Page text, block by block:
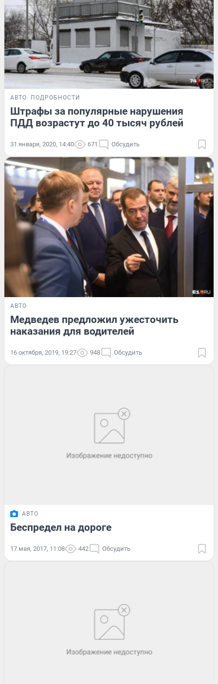
АВТО ПОДРОБНОСТИ
Штрафы за популярные нарушения
ПДД возрастут до 40 тысяч рублей
31 января, 2020, 14:40 671 Обсудить
АВТО
Медведев предложил ужесточить
наказания для водителей
16 октября, 2019, 19:27 948 Обсудить
АВТО
Беспредел на дороге
17 мая, 2017, 11:08 442 Обсудить